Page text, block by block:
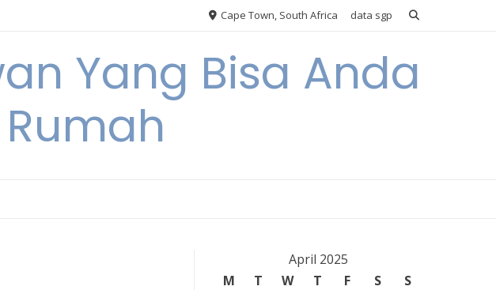
Cape Town, South Africa data sgp
Yang Bisa Anda
April 2025
M
T W T F S
S